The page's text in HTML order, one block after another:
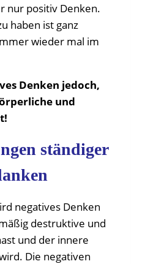
nur positiv Denken.
haben ist ganz
wieder mal im
Denken jedoch,
und
ständiger
negatives Denken
destruktive und
und der innere
Die negativen